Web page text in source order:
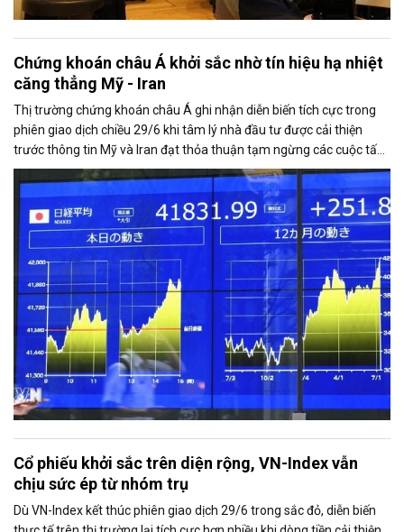
Chứng khoán châu Á khởi sắc nhờ tín hiệu hạ nhiệt
căng thẳng Mỹ - Iran
Thị trường chứng khoán châu Á ghi nhận diễn biến tích cực trong
phiên giao dịch chiều 29/6 khi tâm lý nhà đầu tư được cải thiện
trước thông tin Mỹ và Iran đạt thỏa thuận tạm ngừng các cuộc tấn
công đáp trả lẫn nhau, mở ra triển vọng nối lại đối thoại.
Cổ phiếu khởi sắc trên diện rộng, VN-Index vẫn
chịu sức ép từ nhóm trụ
Dù VN-Index kết thúc phiên giao dịch 29/6 trong sắc đỏ, diễn biến